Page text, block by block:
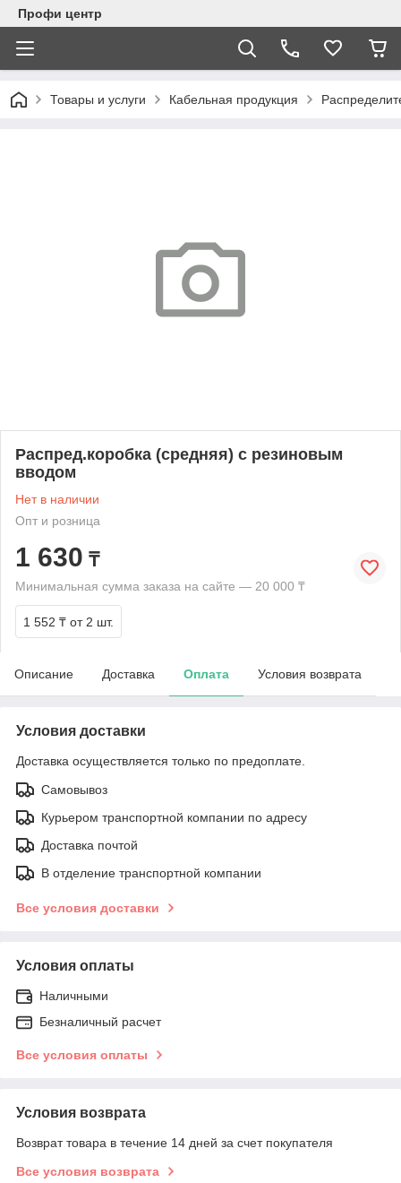
Профи центр
Товары и услуги Кабельная продукция
Распред.коробка (средняя) с резиновым
вводом
Нет в наличии
Опт и розница
1 630 ₸
Минимальная сумма заказа на сайте — 20 000 ₸
1 552 ₸ от 2 шт.
Описание Доставка Оплата Условия возврата
Условия доставки
Доставка осуществляется только по предоплате.
Самовывоз
Курьером транспортной компании по адресу
Доставка почтой
В отделение транспортной компании
Все условия доставки
Условия оплаты
Наличными
Безналичный расчет
Все условия оплаты
Условия возврата
Возврат товара в течение 14 дней за счет покупателя
Все условия возврата